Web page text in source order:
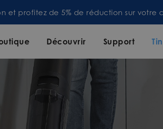
et profitez de 5% de réduction sur votre
Découvrir Support